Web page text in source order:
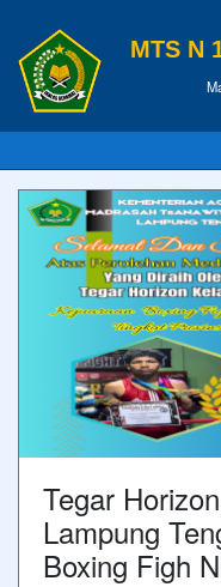
MTS N
Tegar
Lampung
Boxing Figh